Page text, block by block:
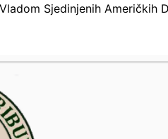
Sjedinjenih Američkih